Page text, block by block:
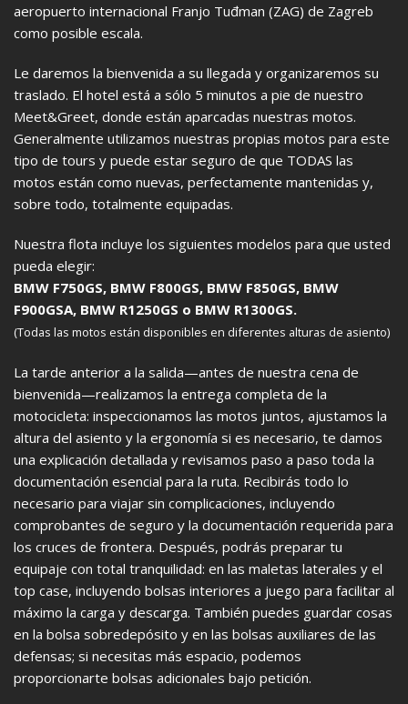
aeropuerto internacional Franjo Tuđman (ZAG) de Zagreb
como posible escala.
Le daremos la bienvenida a su llegada y organizaremos su
traslado. El hotel está a sólo 5 minutos a pie de nuestro
Meet&Greet, donde están aparcadas nuestras motos.
Generalmente utilizamos nuestras propias motos para este
tipo de tours y puede estar seguro de que TODAS las
motos están como nuevas, perfectamente mantenidas y,
sobre todo, totalmente equipadas.
Nuestra flota incluye los siguientes modelos para que usted
pueda elegir:
BMW F750GS, BMW F800GS, BMW F850GS, BMW
F900GSA, BMW R1250GS o BMW R1300GS.
(Todas las motos están disponibles en diferentes alturas de asiento)
La tarde anterior a la salida—antes de nuestra cena de
bienvenida—realizamos la entrega completa de la
motocicleta: inspeccionamos las motos juntos, ajustamos la
altura del asiento y la ergonomía si es necesario, te damos
una explicación detallada y revisamos paso a paso toda la
documentación esencial para la ruta. Recibirás todo lo
necesario para viajar sin complicaciones, incluyendo
comprobantes de seguro y la documentación requerida para
los cruces de frontera. Después, podrás preparar tu
equipaje con total tranquilidad: en las maletas laterales y el
top case, incluyendo bolsas interiores a juego para facilitar al
máximo la carga y descarga. También puedes guardar cosas
en la bolsa sobredepósito y en las bolsas auxiliares de las
defensas; si necesitas más espacio, podemos
proporcionarte bolsas adicionales bajo petición.